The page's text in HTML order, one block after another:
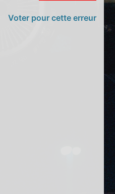
Voter pour cette erreur